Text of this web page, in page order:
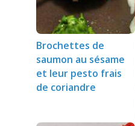
Brochettes de
saumon au sésame
et leur pesto frais
de coriandre